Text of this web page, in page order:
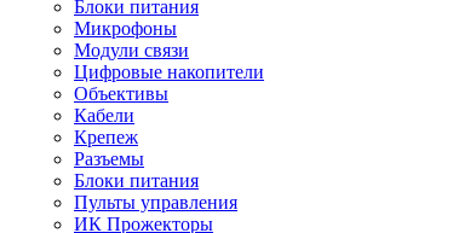
Блоки питания
Микрофоны
Модули связи
Цифровые накопители
Объективы
Кабели
Крепеж
Разъемы
Блоки питания
Пульты управления
ИК Прожекторы